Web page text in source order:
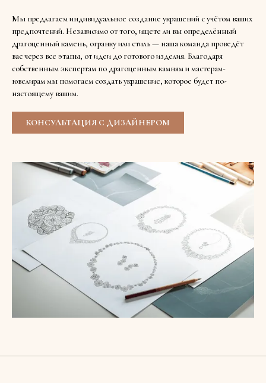
Мы предлагаем индивидуальное создание украшений с учётом ваших
предпочтений. Независимо от того, ищете ли вы определённый
драгоценный камень, огранку или стиль — наша команда проведёт
вас через все этапы, от идеи до готового изделия. Благодаря
собственным экспертам по драгоценным камням и мастерам-
ювелирам мы помогаем создать украшение, которое будет по-
настоящему вашим.
КОНСУЛЬТАЦИЯ С ДИЗАЙНЕРОМ